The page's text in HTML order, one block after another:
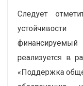
Следует
реализуется в
«Поддержка